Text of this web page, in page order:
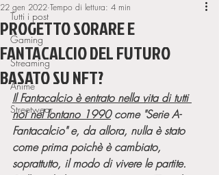
Tutti i post
Gaming
Streaming
Anime
Streetwear
PROGETTO SORARE E
FANTACALCIO DEL FUTURO
BASATO SU NFT?
22 gen 2022 Tempo di lettura: 4 min
Il Fantacalcio è entrato nella vita di tutti
noi nel lontano 1990 come "Serie A-
Fantacalcio" e, da allora, nulla è stato
come prima poichè è cambiato,
soprattutto, il modo di vivere le partite.